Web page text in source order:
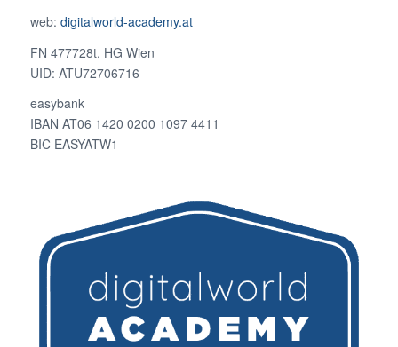
web: digitalworld-academy.at
FN 477728t, HG Wien
UID: ATU72706716
easybank
IBAN AT06 1420 0200 1097 4411
BIC EASYATW1